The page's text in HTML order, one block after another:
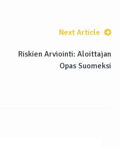
Next Article
Riskien Arviointi: Aloittajan
Opas Suomeksi